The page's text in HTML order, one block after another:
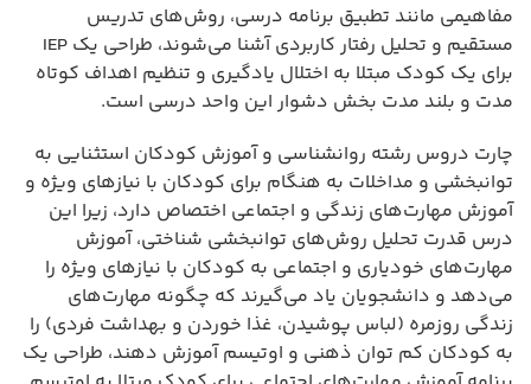
مفاهیمی مانند تطبیق برنامه درسی، روش‌های تدریس
مستقیم و تحلیل رفتار کاربردی آشنا می‌شوند، طراحی یک IEP
برای یک کودک مبتلا به اختلال یادگیری و تنظیم اهداف کوتاه
مدت و بلند مدت بخش دشوار این واحد درسی است.
چارت دروس رشته روانشناسی و آموزش کودکان استثنایی به
توانبخشی و مداخلات به هنگام برای کودکان با نیازهای ویژه و
آموزش مهارت‌های زندگی و اجتماعی اختصاص دارد، زیرا این
درس قدرت تحلیل روش‌های توانبخشی شناختی، آموزش
مهارت‌های خودیاری و اجتماعی به کودکان با نیازهای ویژه را
می‌دهد و دانشجویان یاد می‌گیرند که چگونه مهارت‌های
زندگی روزمره (لباس پوشیدن، غذا خوردن و بهداشت فردی) را
به کودکان کم توان ذهنی و اوتیسم آموزش دهند، طراحی یک